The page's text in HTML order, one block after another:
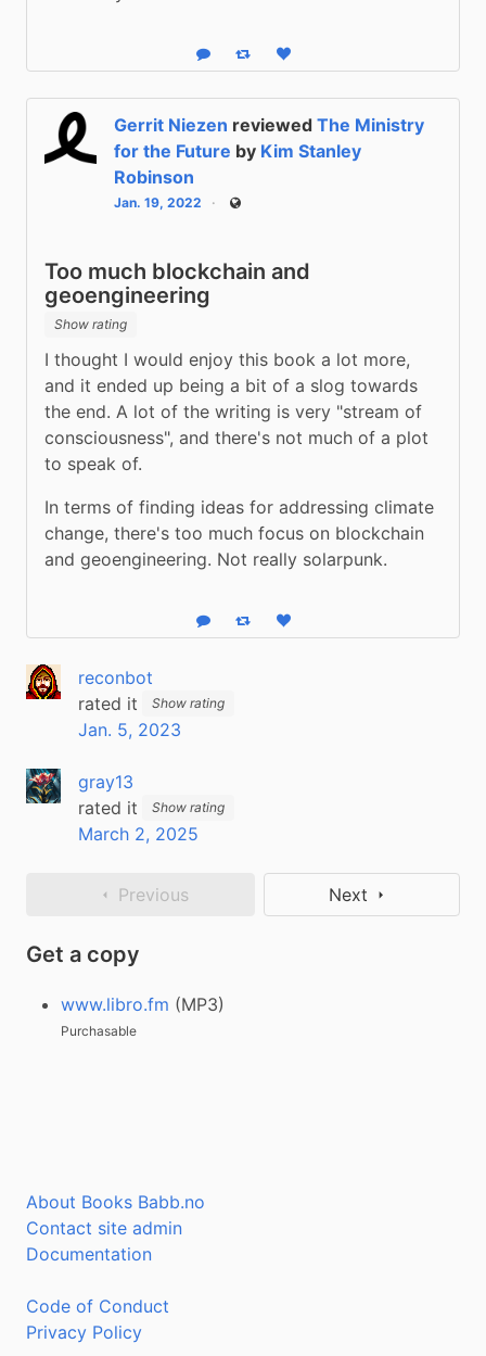
Reply Boost statusLike status
Gerrit Niezen reviewed The Ministry
for the Future by Kim Stanley
Robinson
Jan. 19, 2022 Public
Too much blockchain and
geoengineering
Show rating
I thought I would enjoy this book a lot more,
and it ended up being a bit of a slog towards
the end. A lot of the writing is very "stream of
consciousness", and there's not much of a plot
to speak of.
In terms of finding ideas for addressing climate
change, there's too much focus on blockchain
and geoengineering. Not really solarpunk.
Reply Boost statusLike status
reconbot
rated it
Show rating
Jan. 5, 2023
gray13
rated it
Show rating
March 2, 2025
Previous Next
Get a copy
www.libro.fm (MP3)
Purchasable
About Books Babb.no
Contact site admin
Documentation
Code of Conduct
Privacy Policy